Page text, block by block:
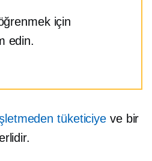
için
edin.
tüketiciye ve bir